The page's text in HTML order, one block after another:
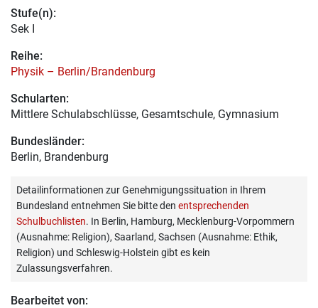
Stufe(n):
Sek I
Reihe:
Physik – Berlin/Brandenburg
Schularten:
Mittlere Schulabschlüsse, Gesamtschule, Gymnasium
Bundesländer:
Berlin, Brandenburg
Detailinformationen zur Genehmigungssituation in Ihrem
Bundesland entnehmen Sie bitte den entsprechenden
Schulbuchlisten. In Berlin, Hamburg, Mecklenburg-Vorpommern
(Ausnahme: Religion), Saarland, Sachsen (Ausnahme: Ethik,
Religion) und Schleswig-Holstein gibt es kein
Zulassungsverfahren.
Bearbeitet von: